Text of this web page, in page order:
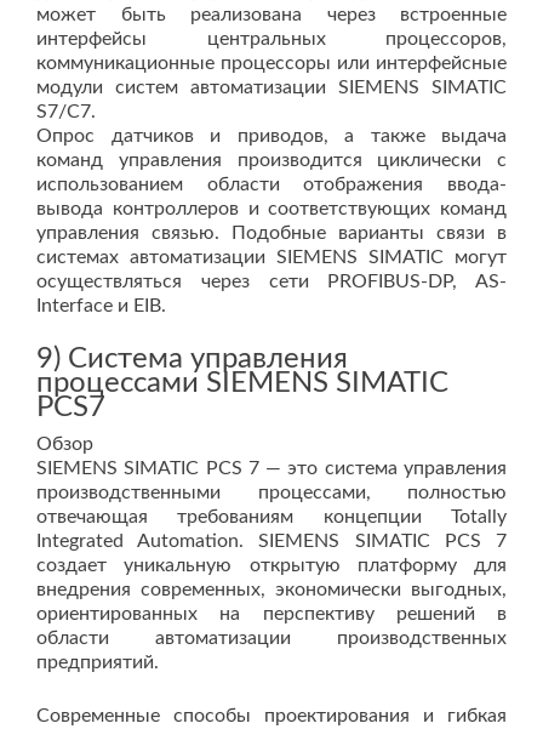
может быть реализована через встроенные
интерфейсы центральных процессоров,
коммуникационные процессоры или интерфейсные
модули систем автоматизации SIEMENS SIMATIC
S7/C7.
Опрос датчиков и приводов, а также выдача
команд управления производится циклически с
использованием области отображения ввода-
вывода контроллеров и соответствующих команд
управления связью. Подобные варианты связи в
системах автоматизации SIEMENS SIMATIC могут
осуществляться через сети PROFIBUS-DP, AS-
Interface и EIB.
9) Система управления
процессами SIEMENS SIMATIC
PCS7
Обзор
SIEMENS SIMATIC PCS 7 — это система управления
производственными процессами, полностью
отвечающая требованиям концепции Totally
Integrated Automation. SIEMENS SIMATIC PCS 7
создает уникальную открытую платформу для
внедрения современных, экономически выгодных,
ориентированных на перспективу решений в
области автоматизации производственных
предприятий.
Современные способы проектирования и гибкая